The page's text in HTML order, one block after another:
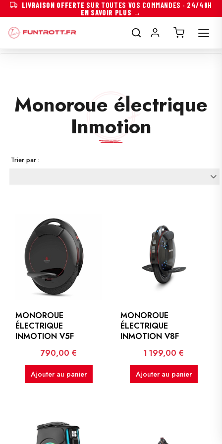
LIVRAISON OFFERTE SUR TOUTES VOS COMMANDES · 24/48H
EN SAVOIR PLUS →
Monoroue électrique
Inmotion
Trier par :
MONOROUE
ÉLECTRIQUE
INMOTION V5F
Prix
790,00 €
Ajouter au panier
MONOROUE
ÉLECTRIQUE
INMOTION V8F
Prix
1 199,00 €
Ajouter au panier